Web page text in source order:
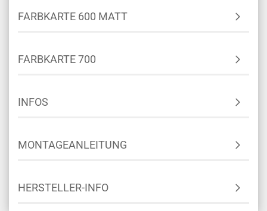
FARBKARTE 600 MATT
FARBKARTE 700
INFOS
MONTAGEANLEITUNG
HERSTELLER-INFO